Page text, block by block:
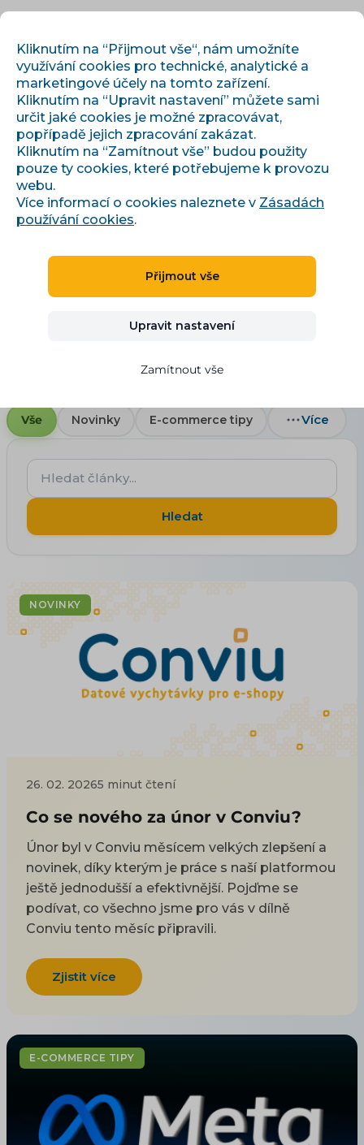
Blog
Vše, co potřebujete pro růst e-
shopu
Praktické know-how od týmu, který denně spravuje
data, kampaně a marketplaces pro stovky českých
e-shopů.
Vše Novinky E-commerce tipy Více
Hledat
články...
Hledat
NOVINKY
26. 02. 20265 minut čtení
Co se nového za únor v Conviu?
Únor byl v Conviu měsícem velkých zlepšení a
novinek, díky kterým je práce s naší platformou
ještě jednodušší a efektivnější. Pojďme se
podívat, co všechno jsme pro vás v dílně
Conviu tento měsíc připravili.
Zjistit více
E-COMMERCE TIPY
Kliknutím na “Přijmout vše“, nám umožníte
využívání cookies pro technické, analytické a
marketingové účely na tomto zařízení.
Kliknutím na “Upravit nastavení” můžete sami
určit jaké cookies je možné zpracovávat,
popřípadě jejich zpracování zakázat.
Kliknutím na “Zamítnout vše” budou použity
pouze ty cookies, které potřebujeme k provozu
webu.
Více informací o cookies naleznete v Zásadách
používání cookies.
Přijmout vše
Upravit nastavení
Zamítnout vše